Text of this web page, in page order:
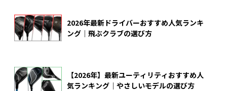
2026年最新ドライバーおすすめ人気ランキ
ング｜飛ぶクラブの選び方
【2026年】最新ユーティリティおすすめ人
気ランキング｜やさしいモデルの選び方